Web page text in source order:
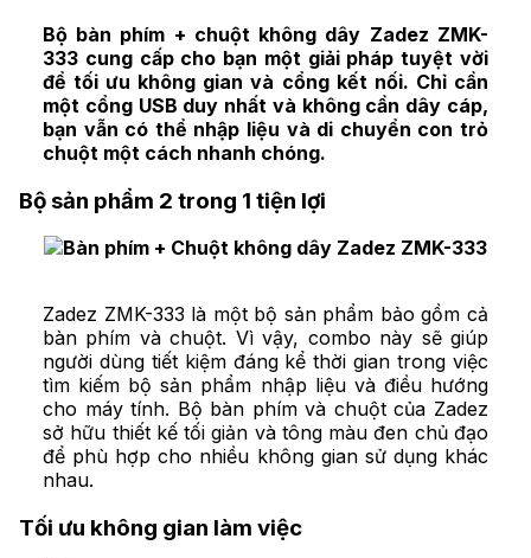
Bộ bàn phím + chuột không dây Zadez ZMK-
333 cung cấp cho bạn một giải pháp tuyệt vời
để tối ưu không gian và cổng kết nối. Chỉ cần
một cổng USB duy nhất và không cần dây cáp,
bạn vẫn có thể nhập liệu và di chuyển con trỏ
chuột một cách nhanh chóng.
Bộ sản phẩm 2 trong 1 tiện lợi
Zadez ZMK-333 là một bộ sản phẩm bảo gồm cả
bàn phím và chuột. Vì vậy, combo này sẽ giúp
người dùng tiết kiệm đáng kể thời gian trong việc
tìm kiếm bộ sản phẩm nhập liệu và điều hướng
cho máy tính. Bộ bàn phím và chuột của Zadez
sở hữu thiết kế tối giản và tông màu đen chủ đạo
để phù hợp cho nhiều không gian sử dụng khác
nhau.
Tối ưu không gian làm việc